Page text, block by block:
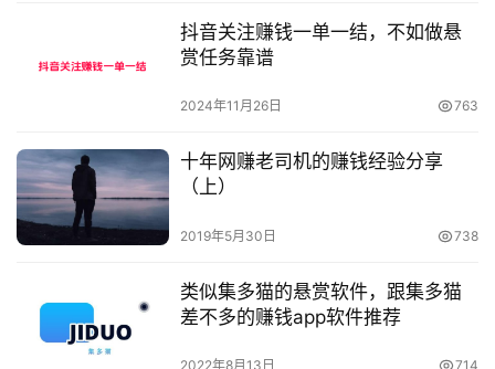
抖音关注赚钱一单一结，不如做悬
赏任务靠谱
2024年11月26日 763
十年网赚老司机的赚钱经验分享
（上）
2019年5月30日 738
类似集多猫的悬赏软件，跟集多猫
差不多的赚钱app软件推荐
2022年8月13日 714